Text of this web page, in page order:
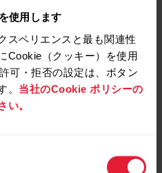
使用します
スペリエンスと最も関連性
Cookie（クッキー）を使用
可・拒否の設定は、ボタン
。 当社のCookie ポリシーの
い。
いないとき、デバイスに
、前の20件の校正内容を保
センサーが利用できない
い。